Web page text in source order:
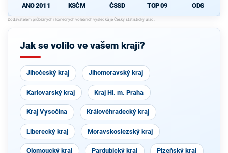
ANO 2011 KSČM ČSSD TOP 09 ODS
Jak se volilo ve vašem kraji?
Jihočeský kraj Jihomoravský kraj
Karlovarský kraj Kraj Hl. m. Praha
Kraj Vysočina Královéhradecký kraj
Liberecký kraj Moravskoslezský kraj
Olomoucký kraj Pardubický kraj Plzeňský kraj